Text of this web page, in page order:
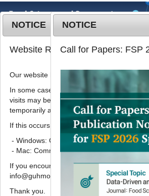
MENU
Korean J. Food Preserv. 2021
28( 3):403-415
pISSN: 1738-7248, eISSN: 2287-7428
DOI:https://doi.org/10.11002/
Article
튀니지 식물 11종 추출물
포에서 산화적 스트레스
억제 효과
김숙진 *
NOTICE
Website Renewal Notice
Our website has recently been renewed.
In some cases, images, CSS files, or
visits may be reused instead of
temporarily appear incorrectly or may not
If this occurs, please perform a hard
- Windows: Ctrl + F5
- Mac: Command + Shift + R
If you encounter any errors or difficulties
info@guhmok.com.
Thank you.
NOTICE
Call for Papers: FSP